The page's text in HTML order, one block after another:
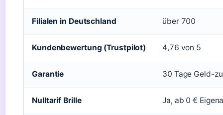
Filialen in Deutschland über 700
Kundenbewertung (Trustpilot) 4,76 von 5
Garantie 30 Tage Geld-
Nulltarif Brille Ja, ab 0 €